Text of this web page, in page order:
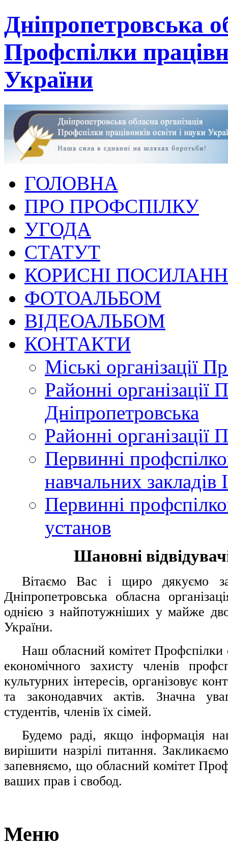
Дніпропетровська
Профспілки
України
ГОЛОВНА
ПРО ПРОФСПІЛКУ
УГОДА
СТАТУТ
КОРИСНІ
ФОТОАЛЬБОМ
ВІДЕОАЛЬБОМ
КОНТАКТИ
Міські організації
Районні організації
Дніпропетровська
Районні організації
Первинні
навчальних закладів
Первинні
установ
Шановні
Вітаємо Вас і щиро дякуємо за
Дніпропетровська обласна
однією з найпотужніших у майже
України.
Наш обласний комітет Профспілки
економічного захисту членів
культурних інтересів, організовує
та законодавчих актів. Значна
студентів, членів їх сімей.
Будемо раді, якщо інформація
вирішити назрілі питання.
запевняємо, що обласний комітет
ваших прав і свобод.
Меню